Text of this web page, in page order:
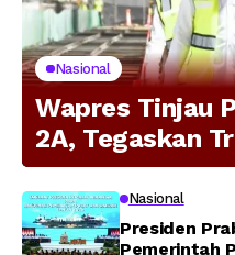
Nasional
Wapres Tinjau
2A, Tegaskan
Modern Jadi
Nasional
Presiden
Pemerintah